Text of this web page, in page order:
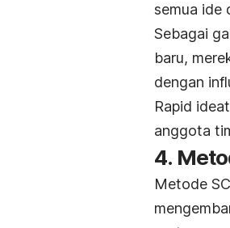
semua ide
Sebagai
baru,
dengan
Rapid
anggota
4.
Metode